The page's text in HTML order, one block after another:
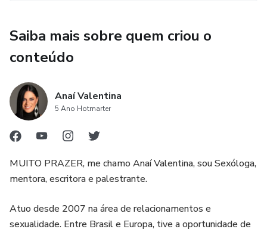
Saiba mais sobre quem criou o
conteúdo
Anaí Valentina
5 Ano Hotmarter
MUITO PRAZER, me chamo Anaí Valentina, sou Sexóloga,
mentora, escritora e palestrante.
Atuo desde 2007 na área de relacionamentos e
sexualidade. Entre Brasil e Europa, tive a oportunidade de